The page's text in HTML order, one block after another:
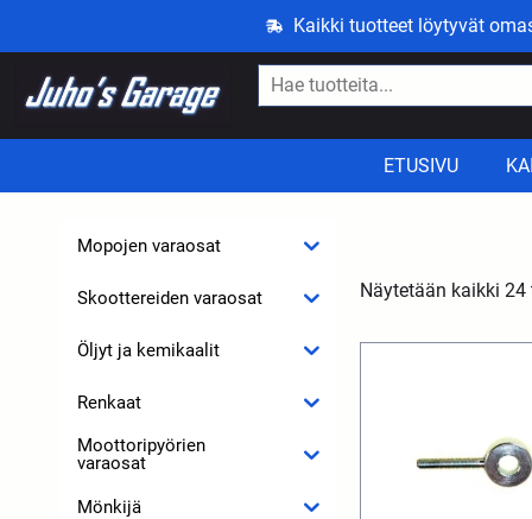
Kaikki tuotteet löytyvät
ETUSIVU
Mopojen varaosat
Skoottereiden varaosat
Öljyt ja kemikaalit
Renkaat
Moottoripyörien
varaosat
Mönkijä
Näytetään kaikki 24